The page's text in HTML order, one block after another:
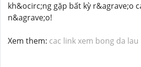
kh&ocirc;ng gặp bất kỳ r&agrave;o
n&agrave;o!
Xem them: cac link xem bong da lau